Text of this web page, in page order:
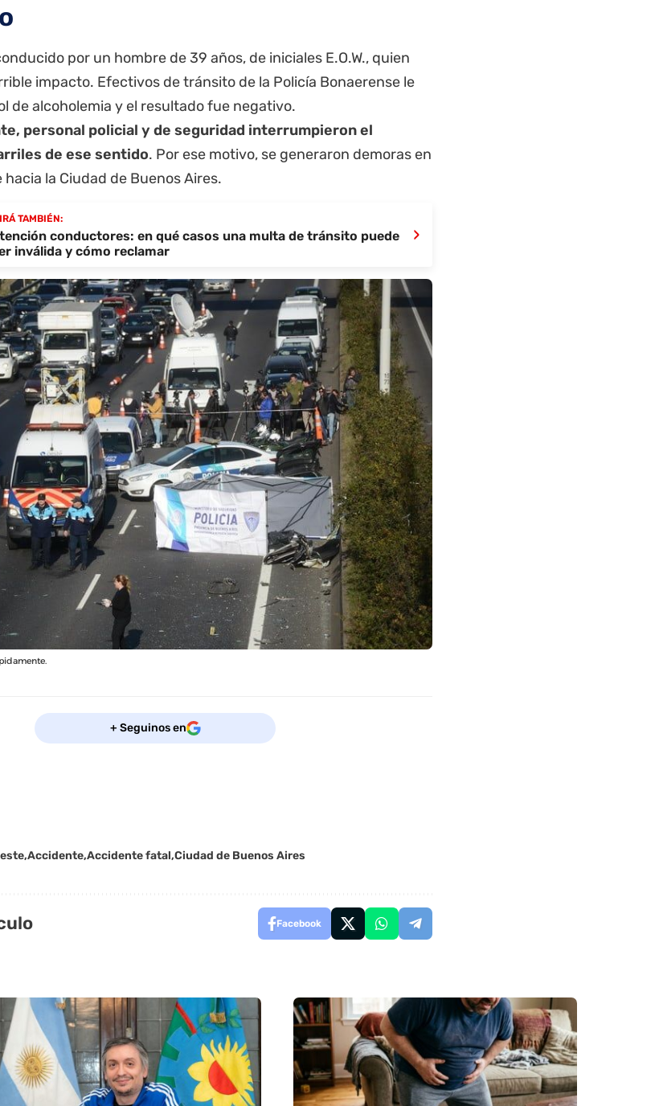
por un hombre de 39 años, de iniciales E.O.W., quien
impacto. Efectivos de tránsito de la Policía Bonaerense le
de alcoholemia y el resultado fue negativo.
personal policial y de seguridad interrumpieron el
de ese sentido. Por ese motivo, se generaron demoras en
la Ciudad de Buenos Aires.
TAMBIÉN:
conductores: en qué casos una multa de tránsito puede
inválida y cómo reclamar
›
+ Seguinos en
Accidente Accidente fatal Ciudad de Buenos Aires
Facebook